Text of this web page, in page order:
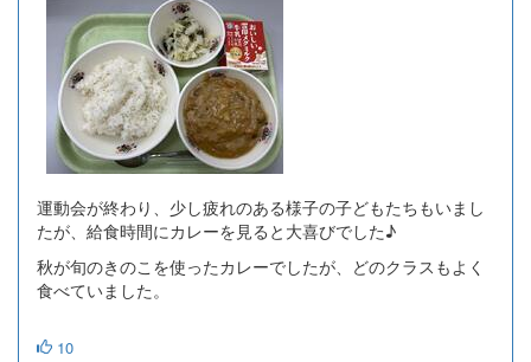
運動会が終わり、少し疲れのある様子の子どもたちもいまし
たが、給食時間にカレーを見ると大喜びでした♪
秋が旬のきのこを使ったカレーでしたが、どのクラスもよく
食べていました。
10